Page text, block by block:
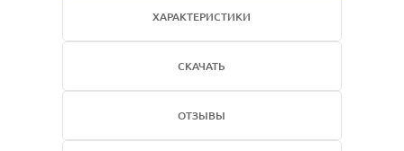
ХАРАКТЕРИСТИКИ
СКАЧАТЬ
ОТЗЫВЫ